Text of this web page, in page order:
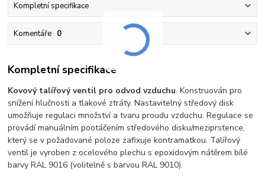
Kompletní specifikace
Komentáře 0
Kompletní specifikace
Kovový talířový ventil pro odvod vzduchu. Konstruován pro
snížení hlučnosti a tlakové ztráty. Nastavitelný středový disk
umožňuje regulaci množství a tvaru proudu vzduchu. Regulace se
provádí manuálním pootáčením středového disku/meziprstence,
který se v požadované poloze zafixuje kontramatkou. Talířový
ventil je vyroben z ocelového plechu s epoxidovým nátěrem bílé
barvy RAL 9016 (volitelně s barvou RAL 9010).